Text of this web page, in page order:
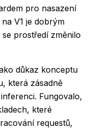
pro nasazení
V1 je dobrým
prostředí změnilo
důkaz konceptu
která zásadně
Fungovalo,
které
requestů,